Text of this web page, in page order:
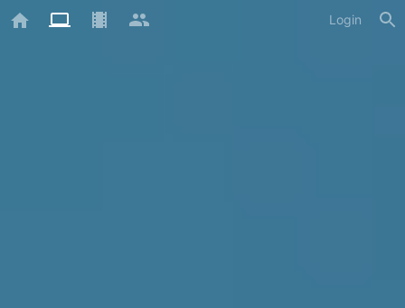
Login